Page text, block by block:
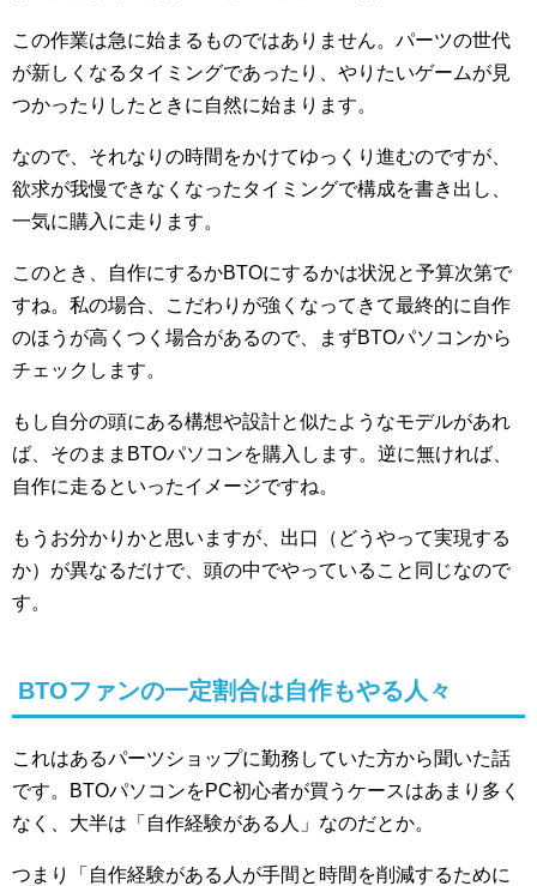
この作業は急に始まるものではありません。パーツの世代
が新しくなるタイミングであったり、やりたいゲームが見
つかったりしたときに自然に始まります。
なので、それなりの時間をかけてゆっくり進むのですが、
欲求が我慢できなくなったタイミングで構成を書き出し、
一気に購入に走ります。
このとき、自作にするかBTOにするかは状況と予算次第で
すね。私の場合、こだわりが強くなってきて最終的に自作
のほうが高くつく場合があるので、まずBTOパソコンから
チェックします。
もし自分の頭にある構想や設計と似たようなモデルがあれ
ば、そのままBTOパソコンを購入します。逆に無ければ、
自作に走るといったイメージですね。
もうお分かりかと思いますが、出口（どうやって実現する
か）が異なるだけで、頭の中でやっていること同じなので
す。
BTOファンの一定割合は自作もやる人々
これはあるパーツショップに勤務していた方から聞いた話
です。BTOパソコンをPC初心者が買うケースはあまり多く
なく、大半は「自作経験がある人」なのだとか。
つまり「自作経験がある人が手間と時間を削減するために